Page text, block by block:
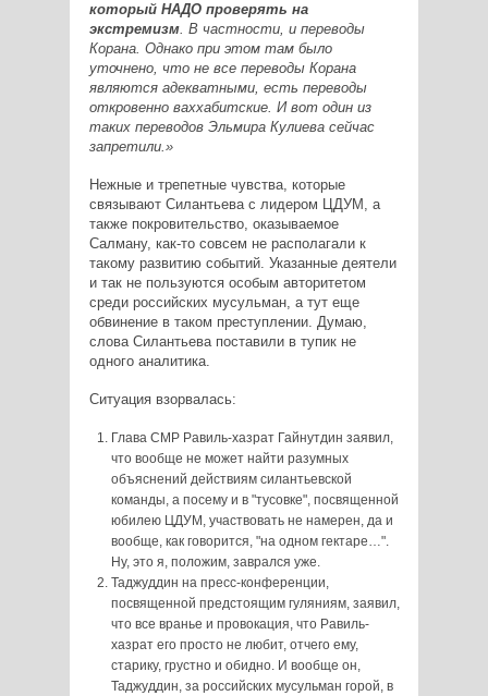
который НАДО проверять на
экстремизм. В частности, и переводы
Корана. Однако при этом там было
уточнено, что не все переводы Корана
являются адекватными, есть переводы
откровенно ваххабитские. И вот один из
таких переводов Эльмира Кулиева сейчас
запретили.»
Нежные и трепетные чувства, которые
связывают Силантьева с лидером ЦДУМ, а
также покровительство, оказываемое
Салману, как-то совсем не располагали к
такому развитию событий. Указанные деятели
и так не пользуются особым авторитетом
среди российских мусульман, а тут еще
обвинение в таком преступлении. Думаю,
слова Силантьева поставили в тупик не
одного аналитика.
Ситуация взорвалась:
Глава СМР Равиль-хазрат Гайнутдин заявил,
что вообще не может найти разумных
объяснений действиям силантьевской
команды, а посему и в "тусовке", посвященной
юбилею ЦДУМ, участвовать не намерен, да и
вообще, как говорится, "на одном гектаре…".
Ну, это я, положим, заврался уже.
Таджуддин на пресс-конференции,
посвященной предстоящим гуляниям, заявил,
что все вранье и провокация, что Равиль-
хазрат его просто не любит, отчего ему,
старику, грустно и обидно. И вообще он,
Таджуддин, за российских мусульман горой, в